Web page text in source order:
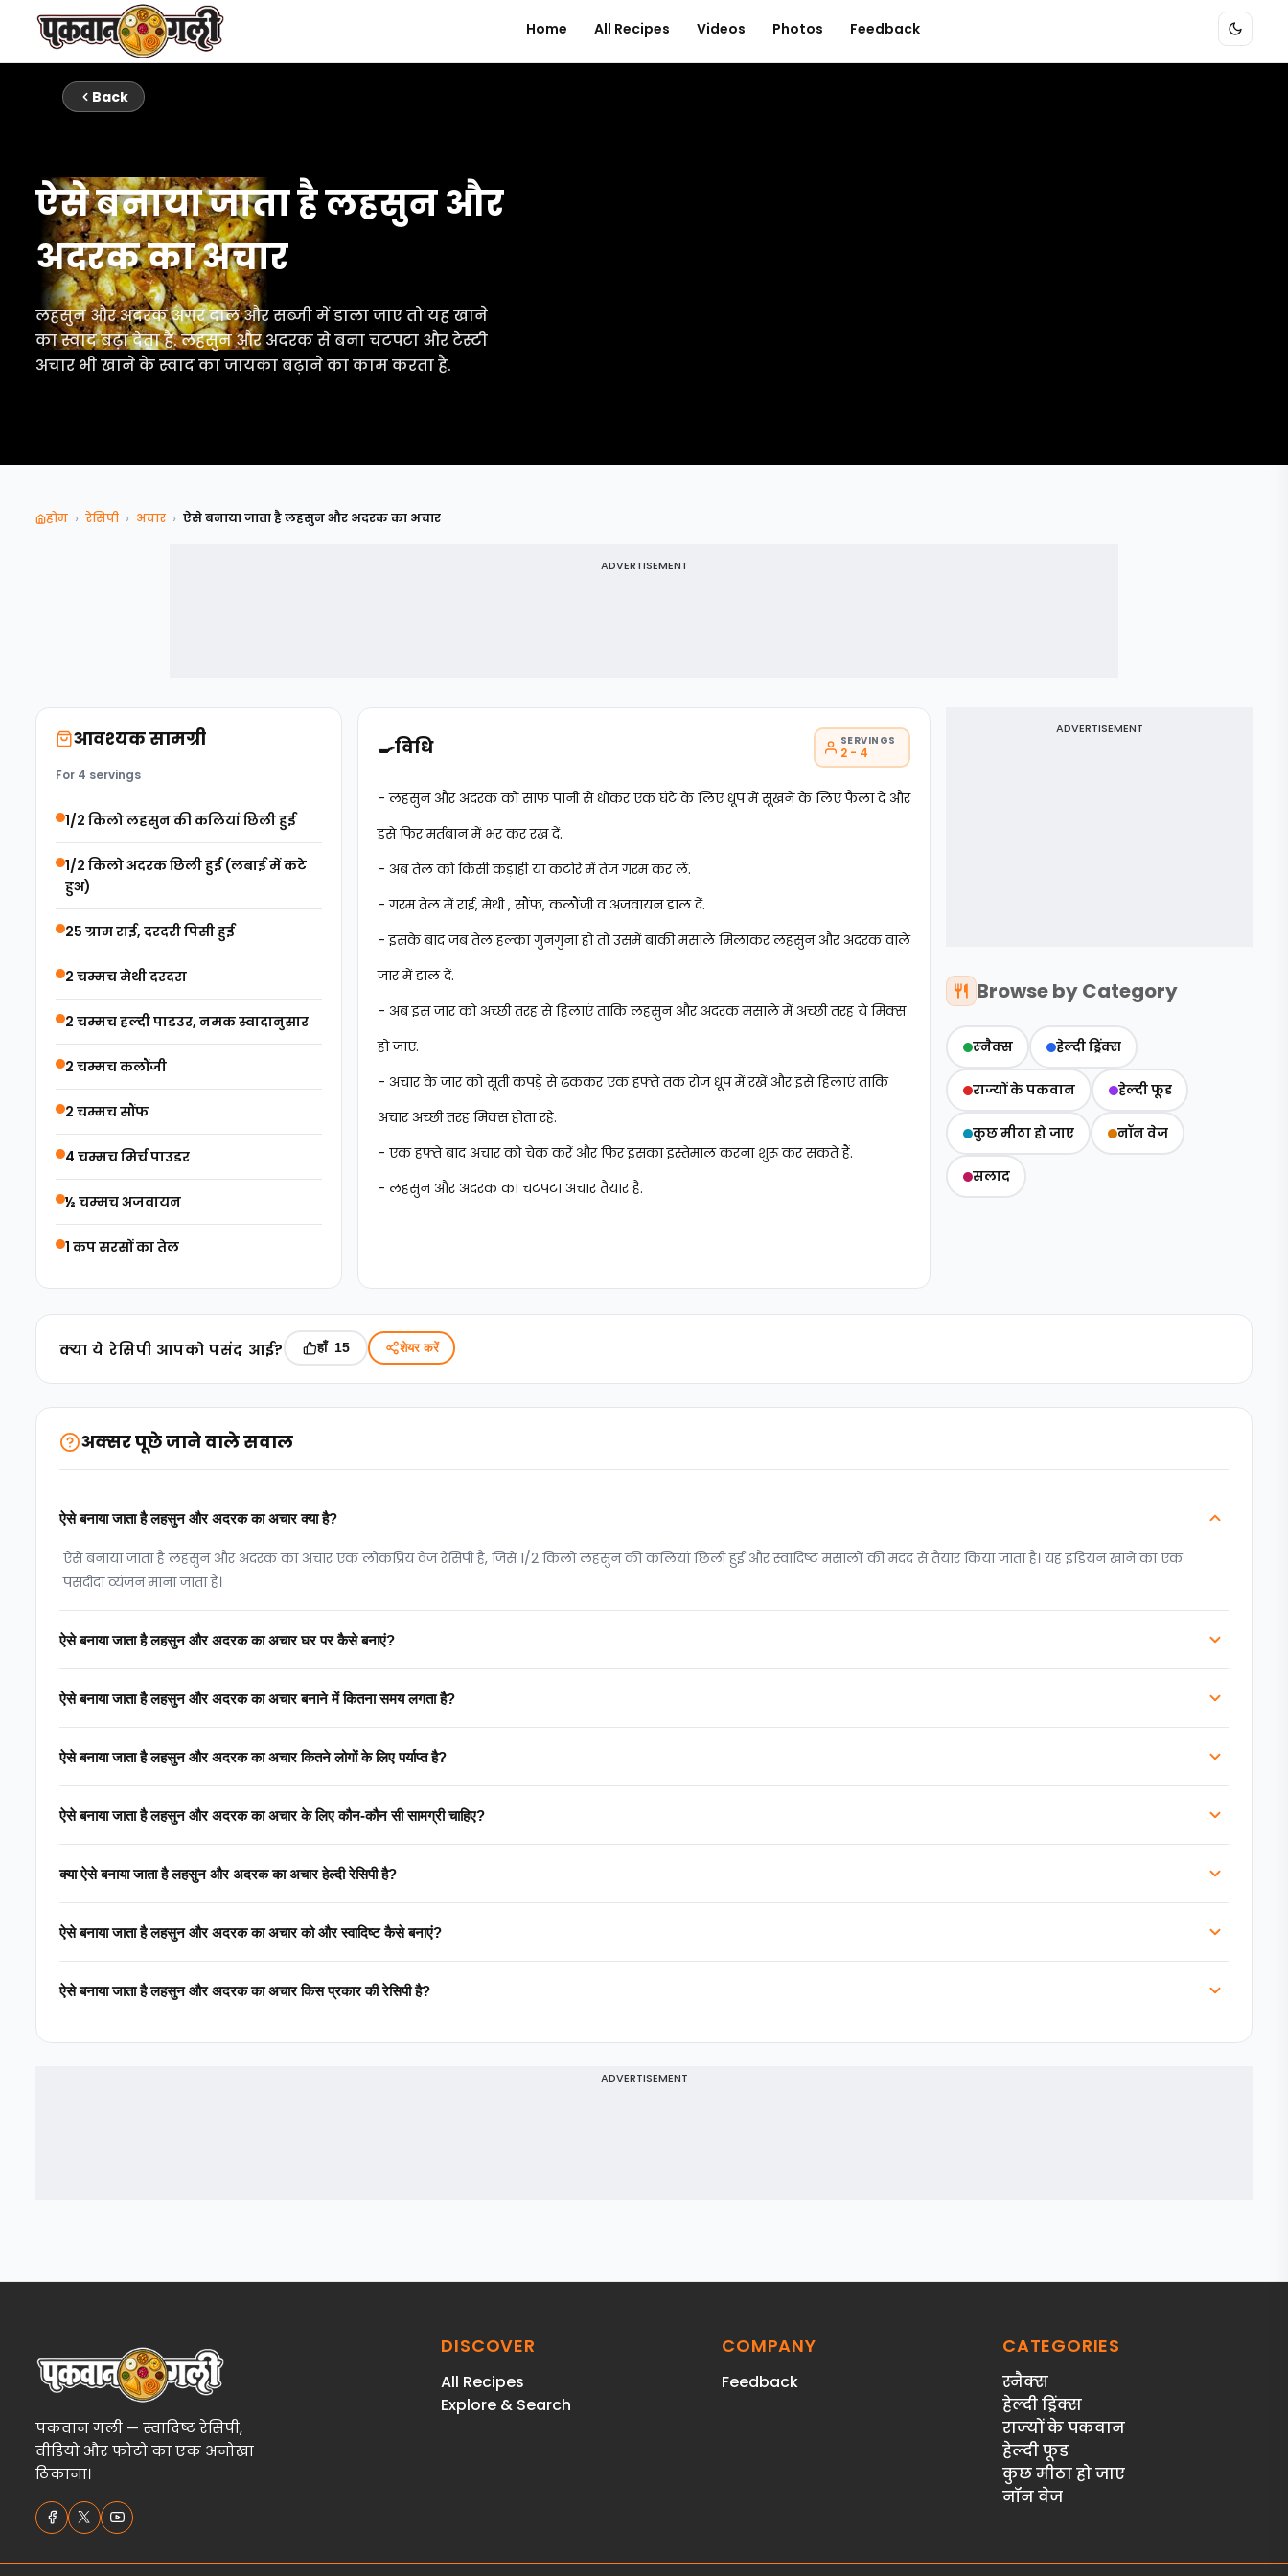
Home All Recipes Videos Photos Feedback
Back
ऐसे बनाया जाता है लहसुन और
अदरक का अचार
लहसुन और अदरक अगर दाल और सब्जी में डाला जाए तो यह खाने
का स्वाद बढ़ा देता है. लहसुन और अदरक से बना चटपटा और टेस्टी
अचार भी खाने के स्वाद का जायका बढ़ाने का काम करता है.
होम › रेसिपी › अचार › ऐसे बनाया जाता है लहसुन और अदरक का अचार
ADVERTISEMENT
आवश्यक सामग्री
For 4 servings
1/2 किलो लहसुन की कलियां छिली हुई
1/2 किलो अदरक छिली हुई (लबाई में कटे
हुअ)
25 ग्राम राई, दरदरी पिसी हुई
2 चम्मच मेथी दरदरा
2 चम्मच हल्‍दी पाडउर, नमक स्वादानुसार
2 चम्मच कलौंजी
2 चम्मच सौंफ
4 चम्मच मिर्च पाउडर
½ चम्‍मच अजवायन
1 कप सरसों का तेल
🍳विधि SERVINGS
2 - 4
- लहसुन और अदरक को साफ पानी से धोकर एक घंटे के लिए धूप में सूखने के लिए फैला दें और
इसे फिर मर्तबान में भर कर रख दें.
- अब तेल को किसी कड़ाही या कटोरे में तेज गरम कर लें.
- गरम तेल में राई, मेथी , सौंफ, कलौंजी व अजवायन डाल दें.
- इसके बाद जब तेल हल्का गुनगुना हो तो उसमें बाकी मसाले मिलाकर लहसुन और अदरक वाले
जार में डाल दें.
- अब इस जार को अच्छी तरह से हिलाएं ताकि लहसुन और अदरक मसाले में अच्छी तरह ये मिक्स
हो जाए.
- अचार के जार को सूती कपड़े से ढककर एक हफ्ते तक रोज धूप में रखें और इसे हिलाएं ताकि
अचार अच्छी तरह मिक्स होता रहे.
- एक हफ्ते बाद अचार को चेक करें और फिर इसका इस्तेमाल करना शुरू कर सकते हैं.
- लहसुन और अदरक का चटपटा अचार तैयार है.
ADVERTISEMENT
Browse by Category
स्‍नैक्‍स हेल्दी ड्रिंक्स
राज्‍यों के पकवान हेल्‍दी फूड
कुछ मीठा हो जाए नॉन वेज
सलाद
क्‍या ये रेसिपी आपको पसंद आई? हाँ 15 शेयर करें
अक्सर पूछे जाने वाले सवाल
ऐसे बनाया जाता है लहसुन और अदरक का अचार क्या है?
ऐसे बनाया जाता है लहसुन और अदरक का अचार एक लोकप्रिय वेज रेसिपी है, जिसे 1/2 किलो लहसुन की कलियां छिली हुई और स्वादिष्ट मसालों की मदद से तैयार किया जाता है। यह इंडियन खाने का एक
पसंदीदा व्यंजन माना जाता है।
ऐसे बनाया जाता है लहसुन और अदरक का अचार घर पर कैसे बनाएं?
ऐसे बनाया जाता है लहसुन और अदरक का अचार बनाने में कितना समय लगता है?
ऐसे बनाया जाता है लहसुन और अदरक का अचार कितने लोगों के लिए पर्याप्त है?
ऐसे बनाया जाता है लहसुन और अदरक का अचार के लिए कौन-कौन सी सामग्री चाहिए?
क्या ऐसे बनाया जाता है लहसुन और अदरक का अचार हेल्दी रेसिपी है?
ऐसे बनाया जाता है लहसुन और अदरक का अचार को और स्वादिष्ट कैसे बनाएं?
ऐसे बनाया जाता है लहसुन और अदरक का अचार किस प्रकार की रेसिपी है?
ADVERTISEMENT
पकवान गली — स्वादिष्ट रेसिपी,
वीडियो और फोटो का एक अनोखा
ठिकाना।
DISCOVER
All Recipes
Explore & Search
COMPANY
Feedback
CATEGORIES
स्‍नैक्‍स
हेल्दी ड्रिंक्स
राज्‍यों के पकवान
हेल्‍दी फूड
कुछ मीठा हो जाए
नॉन वेज